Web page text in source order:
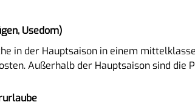
Usedom)
in der Hauptsaison in einem
Außerhalb der Hauptsaison sind die